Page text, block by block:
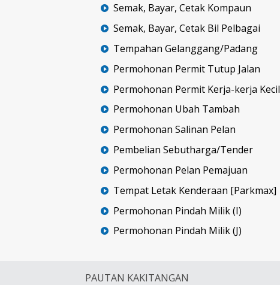
Semak, Bayar, Cetak Kompaun
Semak, Bayar, Cetak Bil Pelbagai
Tempahan Gelanggang/Padang
Permohonan Permit Tutup Jalan
Permohonan Permit Kerja-kerja Kecil
Permohonan Ubah Tambah
Permohonan Salinan Pelan
Pembelian Sebutharga/Tender
Permohonan Pelan Pemajuan
Tempat Letak Kenderaan [Parkmax]
Permohonan Pindah Milik (I)
Permohonan Pindah Milik (J)
PAUTAN KAKITANGAN